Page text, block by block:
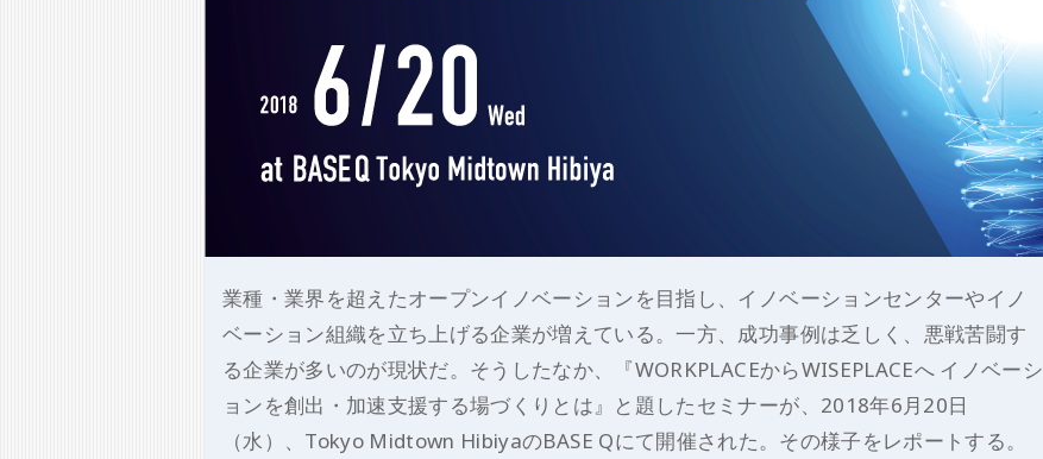
業種・業界を超えたオープンイノベーションを目指し、イノベーションセンターやイノ
ベーション組織を立ち上げる企業が増えている。一方、成功事例は乏しく、悪戦苦闘す
る企業が多いのが現状だ。そうしたなか、『WORKPLACEからWISEPLACEへ イノベーシ
ョンを創出・加速支援する場づくりとは』と題したセミナーが、2018年6月20日
（水）、Tokyo Midtown HibiyaのBASE Qにて開催された。その様子をレポートする。